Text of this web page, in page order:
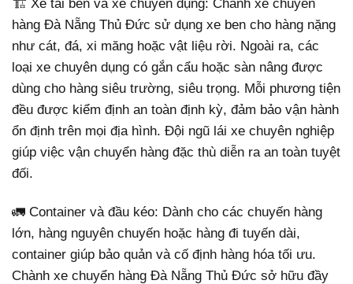
🏗️ Xe tải ben và xe chuyên dụng: Chành xe chuyển
hàng Đà Nẵng Thủ Đức sử dụng xe ben cho hàng nặng
như cát, đá, xi măng hoặc vật liệu rời. Ngoài ra, các
loại xe chuyên dụng có gắn cẩu hoặc sàn nâng được
dùng cho hàng siêu trường, siêu trọng. Mỗi phương tiện
đều được kiểm định an toàn định kỳ, đảm bảo vận hành
ổn định trên mọi địa hình. Đội ngũ lái xe chuyên nghiệp
giúp việc vận chuyển hàng đặc thù diễn ra an toàn tuyệt
đối.
🚛 Container và đầu kéo: Dành cho các chuyến hàng
lớn, hàng nguyên chuyến hoặc hàng đi tuyến dài,
container giúp bảo quản và cố định hàng hóa tối ưu.
Chành xe chuyển hàng Đà Nẵng Thủ Đức sở hữu đầy